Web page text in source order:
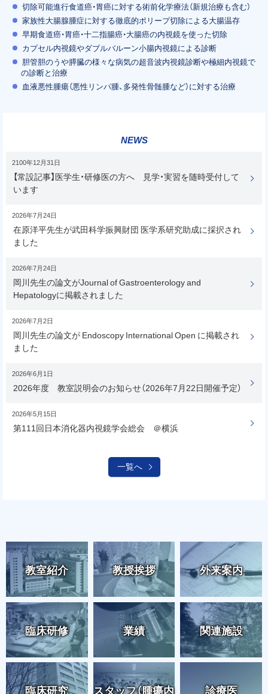
切除可能進行食道癌・胃癌に対する術前化学療法（新規治療も含む）
家族性大腸腺腫症に対する徹底的ポリープ切除による大腸温存
早期食道癌・胃癌・十二指腸癌・大腸癌の内視鏡を使った切除
カプセル内視鏡やダブルバルーン小腸内視鏡による診断
胆管胆のうや膵臓の様々な病気の超音波内視鏡診断や極細内視鏡で
の診断と治療
血液悪性腫瘍（悪性リンパ腫、多発性骨髄腫など）に対する治療
NEWS
2100年12月31日
【常設記事】医学生・研修医の方へ 見学・実習を随時受付して
います
2026年7月24日
在原洋平先生が武田科学振興財団 医学系研究助成に採択され
ました
2026年7月24日
岡川先生の論文がJournal of Gastroenterology and
Hepatologyに掲載されました
2026年7月2日
岡川先生の論文が Endoscopy International Open に掲載され
ました
2026年6月1日
2026年度 教室説明会のお知らせ（2026年7月22日開催予定）
2026年5月15日
第111回日本消化器内視鏡学会総会 ＠横浜
一覧へ
ッ
プ
に
戻
る
ッ
ク
ア
プ
教室紹介 教授挨拶 外来案内
臨床研修 業績 関連施設
臨床研究 スタッフ（腫瘍内 診療医